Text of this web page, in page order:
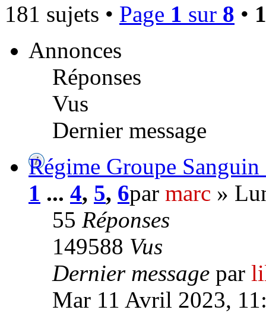
181 sujets • Page 1 sur 8 • 1
Annonces
Réponses
Vus
Dernier message
Régime Groupe
1 ... 4, 5, 6par marc »
55 Réponses
149588 Vus
Dernier message par
Mar 11 Avril 2023,